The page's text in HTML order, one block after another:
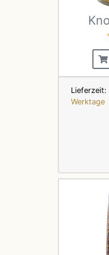
Lieferzeit:
Werktage